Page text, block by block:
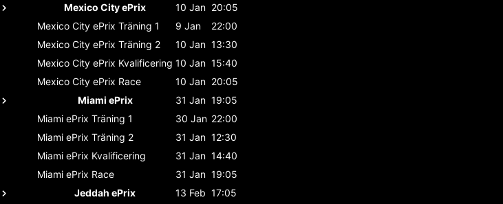
Mexico City ePrix
10 Jan 20:05
Mexico City ePrix Träning 1 9 Jan
22:00
Mexico City ePrix Träning 2 10 Jan 13:30
Mexico City ePrix Kvalificering 10 Jan 15:40
Mexico City ePrix Race 10 Jan 20:05
Miami ePrix
31 Jan 19:05
Miami ePrix Träning 1 30 Jan 22:00
Miami ePrix Träning 2 31 Jan 12:30
Miami ePrix Kvalificering 31 Jan 14:40
Miami ePrix Race 31 Jan 19:05
Jeddah ePrix
13 Feb 17:05